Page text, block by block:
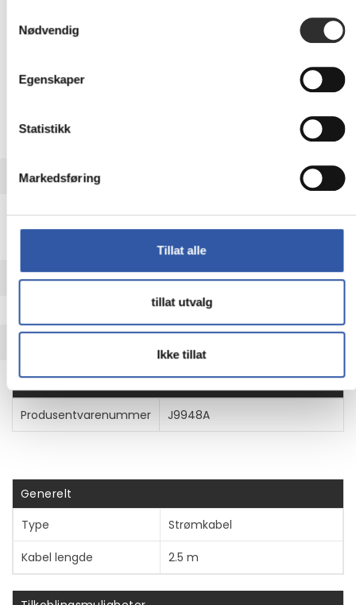
Nødvendig
Egenskaper
Statistikk
Markedsføring
Tillat alle
tillat utvalg
Ikke tillat
BESKRIVELSE
HPE - Strømkabel - DK 2-5A til IEC 60320
C15 - 2.5 m
UTVIDET INFORMASJON
Egenskaper
Produsentvarenummer
J9948A
Generelt
Type
Strømkabel
Kabel lengde 2.5 m